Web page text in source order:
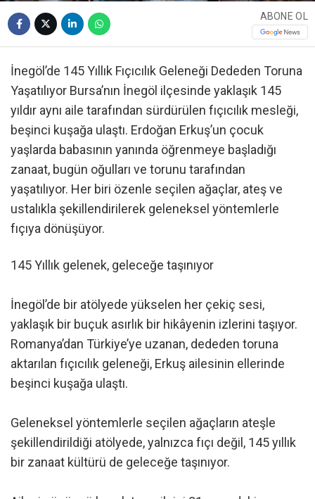
ABONE OL
İnegöl’de 145 Yıllık Fıçıcılık Geleneği Dededen Toruna
Yaşatılıyor Bursa’nın İnegöl ilçesinde yaklaşık 145
yıldır aynı aile tarafından sürdürülen fıçıcılık mesleği,
beşinci kuşağa ulaştı. Erdoğan Erkuş’un çocuk
yaşlarda babasının yanında öğrenmeye başladığı
zanaat, bugün oğulları ve torunu tarafından
yaşatılıyor. Her biri özenle seçilen ağaçlar, ateş ve
ustalıkla şekillendirilerek geleneksel yöntemlerle
fıçıya dönüşüyor.
145 Yıllık gelenek, geleceğe taşınıyor
İnegöl’de bir atölyede yükselen her çekiç sesi,
yaklaşık bir buçuk asırlık bir hikâyenin izlerini taşıyor.
Romanya’dan Türkiye’ye uzanan, dededen toruna
aktarılan fıçıcılık geleneği, Erkuş ailesinin ellerinde
beşinci kuşağa ulaştı.
Geleneksel yöntemlerle seçilen ağaçların ateşle
şekillendirildiği atölyede, yalnızca fıçı değil, 145 yıllık
bir zanaat kültürü de geleceğe taşınıyor.